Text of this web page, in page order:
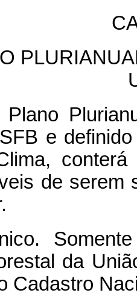
e
de serem
da
Cadastro